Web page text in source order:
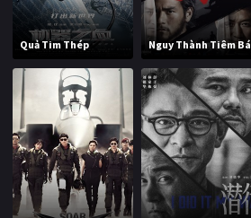
Quả Tim Thép Nguy Thành Tiêm Bá